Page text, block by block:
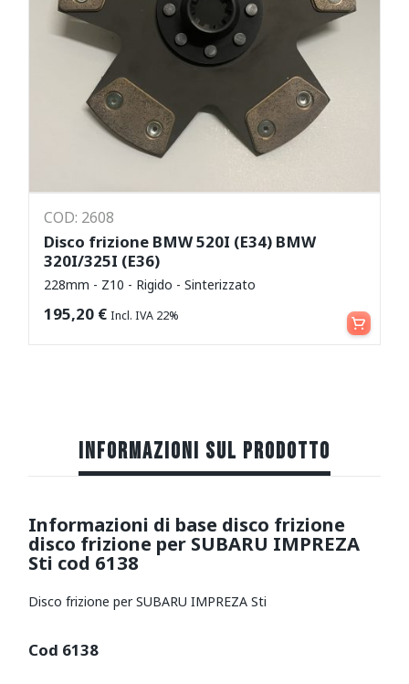
COD: 2608
Disco frizione BMW 520I (E34) BMW
320I/325I (E36)
228mm - Z10 - Rigido - Sinterizzato
195,20 € Incl. IVA 22% Aggiungi al carrello
INFORMAZIONI SUL PRODOTTO
Informazioni di base disco frizione
disco frizione per SUBARU IMPREZA
Sti cod 6138
Disco frizione per SUBARU IMPREZA Sti
Cod 6138